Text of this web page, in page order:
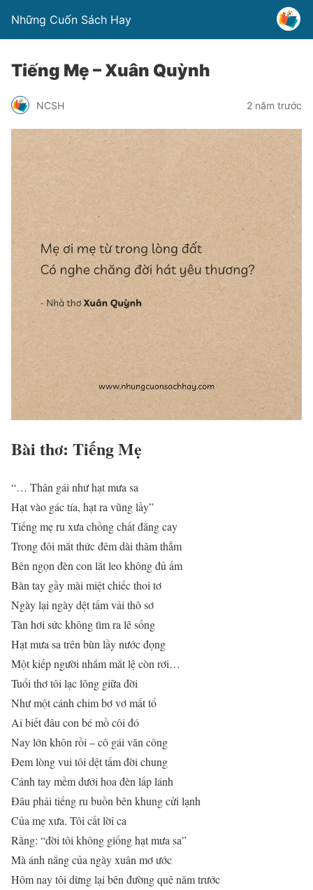
Những Cuốn Sách Hay
Tiếng Mẹ – Xuân Quỳnh
NCSH 2 năm trước
Bài thơ: Tiếng Mẹ
“… Thân gái như hạt mưa sa
Hạt vào gác tía, hạt ra vũng lầy”
Tiếng mẹ ru xưa chồng chất đắng cay
Trong đôi mắt thức đêm dài thăm thẳm
Bên ngọn đèn con lắt leo không đủ ấm
Bàn tay gầy mài miệt chiếc thoi tơ
Ngày lại ngày dệt tấm vải thô sơ
Tàn hơi sức không tìm ra lẽ sống
Hạt mưa sa trên bùn lầy nước đọng
Một kiếp người nhắm mắt lệ còn rơi…
Tuổi thơ tôi lạc lõng giữa đời
Như một cánh chim bơ vơ mất tổ
Ai biết đâu con bé mồ côi đó
Nay lớn khôn rồi – cô gái văn công
Đem lòng vui tôi dệt tấm đời chung
Cánh tay mềm dưới hoa đèn lấp lánh
Đâu phải tiếng ru buồn bên khung cửi lạnh
Của mẹ xưa. Tôi cất lời ca
Rằng: “đời tôi không giống hạt mưa sa”
Mà ánh nắng của ngày xuân mơ ước
Hôm nay tôi dừng lại bên đường quê năm trước